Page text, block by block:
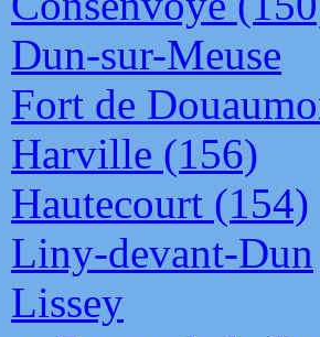
Dun-sur-Meuse
Fort de
Harville (156)
Hautecourt (154)
Liny-devant-Dun
Lissey